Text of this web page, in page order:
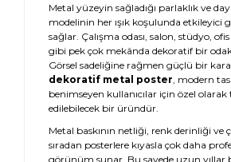
Metal yüzeyin sağladığı parlaklık ve
modelinin her ışık koşulunda etkileyici
sağlar. Çalışma odası, salon, stüdyo,
gibi pek çok mekânda dekoratif bir
Görsel sadeliğine rağmen güçlü bir
dekoratif metal poster, modern
benimseyen kullanıcılar için özel olarak
edilebilecek bir üründür.
Metal baskının netliği, renk derinliği ve
sıradan posterlere kıyasla çok daha
görünüm sunar. Bu sayede uzun yıllar